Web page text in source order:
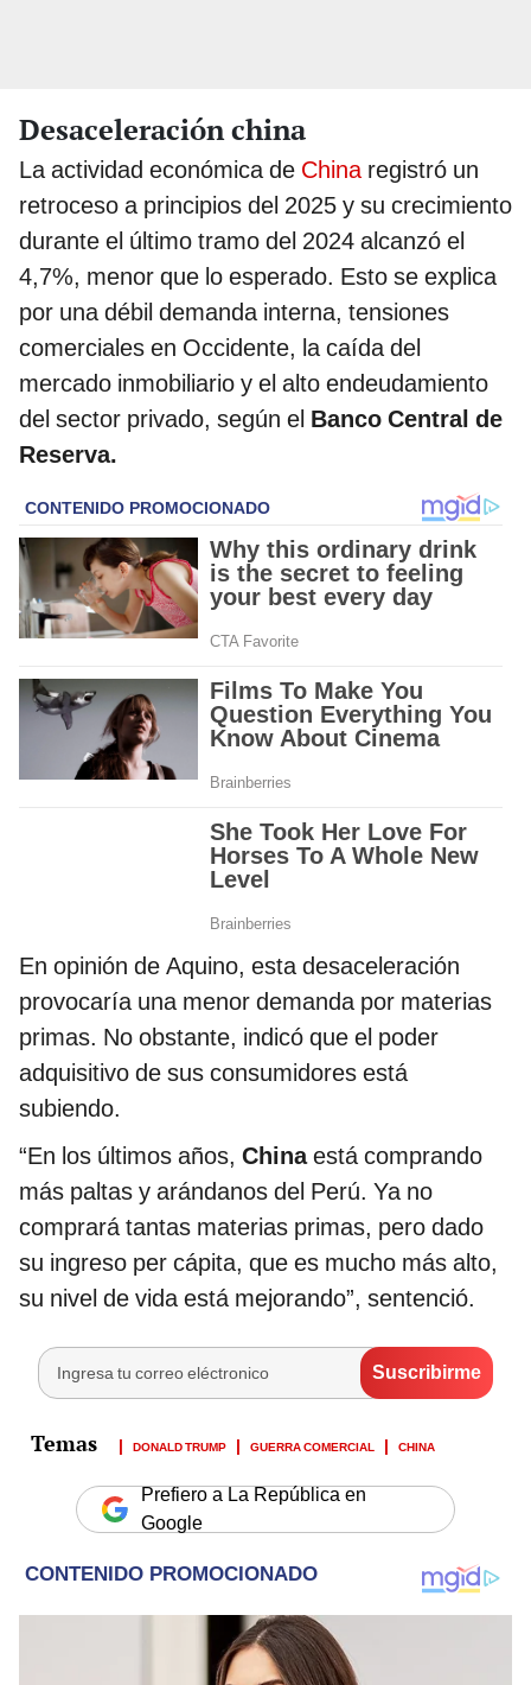
Desaceleración china
La actividad económica de Chinaregistró un
retroceso a principios del 2025 y su crecimiento
durante el último tramo del 2024 alcanzó el
4,7%, menor que lo esperado. Esto se explica
por una débil demanda interna, tensiones
comerciales en Occidente, la caída del
mercado inmobiliario y el alto endeudamiento
del sector privado, según el Banco Central de
Reserva.
En opinión de Aquino, esta desaceleración
provocaría una menor demanda por materias
primas. No obstante, indicó que el poder
adquisitivo de sus consumidores está
subiendo.
“En los últimos años, Chinaestá comprando
más paltas y arándanos del Perú. Ya no
comprará tantas materias primas, pero dado
su ingreso per cápita, que es mucho más alto,
su nivel de vida está mejorando”, sentenció.
DONALD TRUMP GUERRA COMERCIAL CHINA
Prefiero a La República en
Google